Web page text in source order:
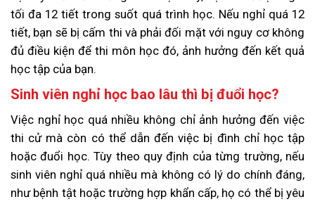
tối đa 12 tiết trong suốt quá trình học. Nếu nghỉ quá 12
tiết, bạn sẽ bị cấm thi và phải đối mặt với nguy cơ không
đủ điều kiện để thi môn học đó, ảnh hưởng đến kết quả
học tập của bạn.
Sinh viên nghỉ học bao lâu thì bị đuổi học?
Việc nghỉ học quá nhiều không chỉ ảnh hưởng đến việc
thi cử mà còn có thể dẫn đến việc bị đình chỉ học tập
hoặc đuổi học. Tùy theo quy định của từng trường, nếu
sinh viên nghỉ quá nhiều mà không có lý do chính đáng,
như bệnh tật hoặc trường hợp khẩn cấp, họ có thể bị yêu